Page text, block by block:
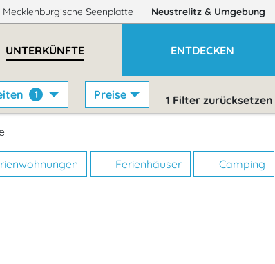
Mecklenburgische Seenplatte Neustrelitz & Umgebung
UNTERKÜNFTE ENTDECKEN
1 Preise 1 Filter zurücksetzen
Ferienhäuser Camping